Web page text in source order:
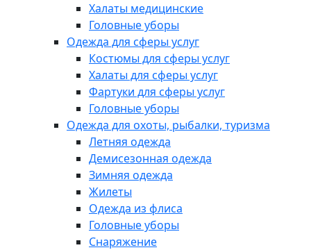
Халаты медицинские
Головные уборы
Одежда для сферы услуг
Костюмы для сферы услуг
Халаты для сферы услуг
Фартуки для сферы услуг
Головные уборы
Одежда для охоты, рыбалки, туризма
Летняя одежда
Демисезонная одежда
Зимняя одежда
Жилеты
Одежда из флиса
Головные уборы
Снаряжение